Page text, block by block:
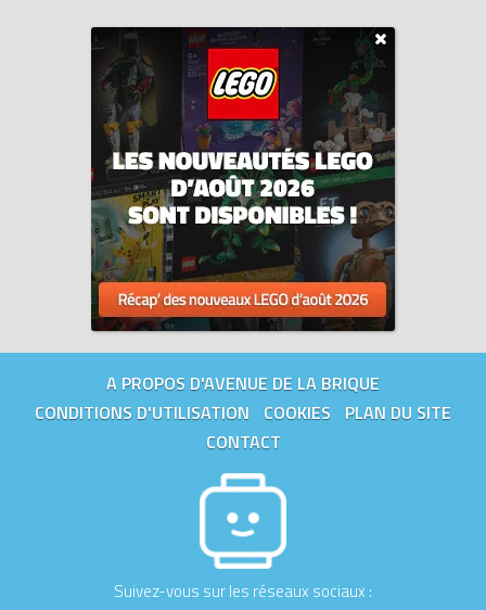
A PROPOS D'AVENUE DE LA BRIQUE
CONDITIONS D'UTILISATION
COOKIES
PLAN DU SITE
CONTACT
Suivez-vous sur les réseaux sociaux :